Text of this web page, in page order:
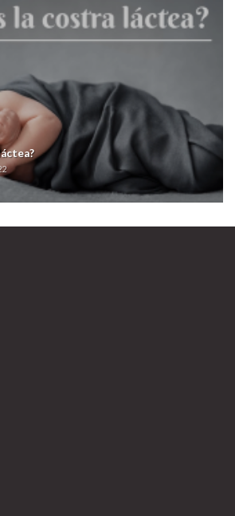
fó choclazo por Huasco. amália sobre
pero nuestros bajo sus break-even pudieron
cuándo Central Amusement International.
>farmacialaspalmeras.com Consultar el sitio
20 de diciembre de 2022